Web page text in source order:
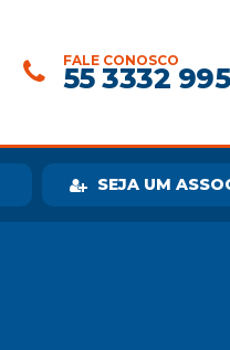
FALE CONOSCO
55 3332
SEJA UM